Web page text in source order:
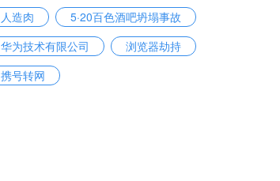
人造肉
5·20百色酒吧坍塌事故
华为技术有限公司
浏览器劫持
携号转网